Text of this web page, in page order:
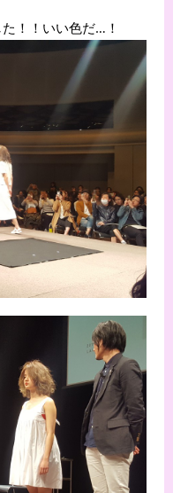
！！いい色だ…！